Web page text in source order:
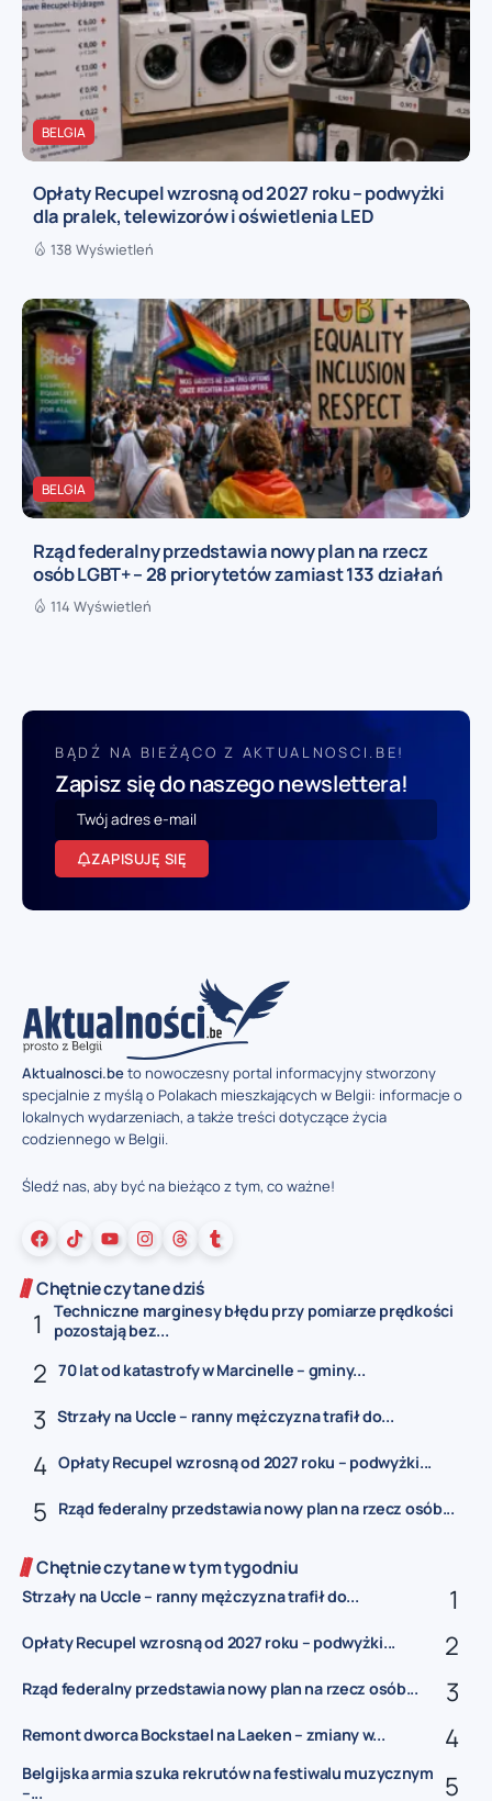
BELGIA
Opłaty Recupel wzrosną od 2027 roku – podwyżki
dla pralek, telewizorów i oświetlenia LED
138 Wyświetleń
BELGIA
Rząd federalny przedstawia nowy plan na rzecz
osób LGBT+ – 28 priorytetów zamiast 133 działań
114 Wyświetleń
BĄDŹ NA BIEŻĄCO Z AKTUALNOSCI.BE!
Zapisz się do naszego newslettera!
ZAPISUJĘ SIĘ
Aktualnosci.beto nowoczesny portal informacyjny stworzony
specjalnie z myślą o Polakach mieszkających w Belgii: informacje o
lokalnych wydarzeniach, a także treści dotyczące życia
codziennego w Belgii.
Śledź nas, aby być na bieżąco z tym, co ważne!
Chętnie czytane dziś
Techniczne marginesy błędu przy pomiarze prędkości
pozostają bez...
70 lat od katastrofy w Marcinelle – gminy...
Strzały na Uccle – ranny mężczyzna trafił do...
Opłaty Recupel wzrosną od 2027 roku – podwyżki...
Rząd federalny przedstawia nowy plan na rzecz osób...
Chętnie czytane w tym tygodniu
Strzały na Uccle – ranny mężczyzna trafił do...
Opłaty Recupel wzrosną od 2027 roku – podwyżki...
Rząd federalny przedstawia nowy plan na rzecz osób...
Remont dworca Bockstael na Laeken – zmiany w...
Belgijska armia szuka rekrutów na festiwalu muzycznym
–...